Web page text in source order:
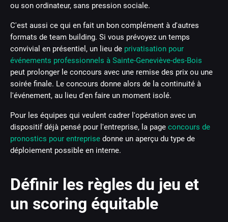
ou son ordinateur, sans pression sociale.
C'est aussi ce qui en fait un bon complément à d'autres
formats de team building. Si vous prévoyez un temps
convivial en présentiel, un lieu de privatisation pour
événements professionnels à Sainte-Geneviève-des-Bois
peut prolonger le concours avec une remise des prix ou une
soirée finale. Le concours donne alors de la continuité à
l'événement, au lieu d'en faire un moment isolé.
Pour les équipes qui veulent cadrer l'opération avec un
dispositif déjà pensé pour l'entreprise, la page concours de
pronostics pour entreprise donne un aperçu du type de
déploiement possible en interne.
Définir les règles du jeu et
un scoring équitable